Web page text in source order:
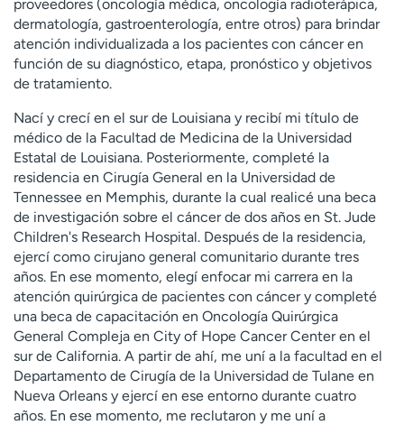
e
a
e
n
c
n
t
r
a
r
proveedores (oncología médica, oncología radioterápica,
dermatología, gastroenterología, entre otros) para brindar
atención individualizada a los pacientes con cáncer en
función de su diagnóstico, etapa, pronóstico y objetivos
de tratamiento.
Nací y crecí en el sur de Louisiana y recibí mi título de
médico de la Facultad de Medicina de la Universidad
Estatal de Louisiana. Posteriormente, completé la
residencia en Cirugía General en la Universidad de
Tennessee en Memphis, durante la cual realicé una beca
de investigación sobre el cáncer de dos años en St. Jude
Children's Research Hospital. Después de la residencia,
ejercí como cirujano general comunitario durante tres
años. En ese momento, elegí enfocar mi carrera en la
atención quirúrgica de pacientes con cáncer y completé
una beca de capacitación en Oncología Quirúrgica
General Compleja en City of Hope Cancer Center en el
sur de California. A partir de ahí, me uní a la facultad en el
Departamento de Cirugía de la Universidad de Tulane en
Nueva Orleans y ejercí en ese entorno durante cuatro
años. En ese momento, me reclutaron y me uní a